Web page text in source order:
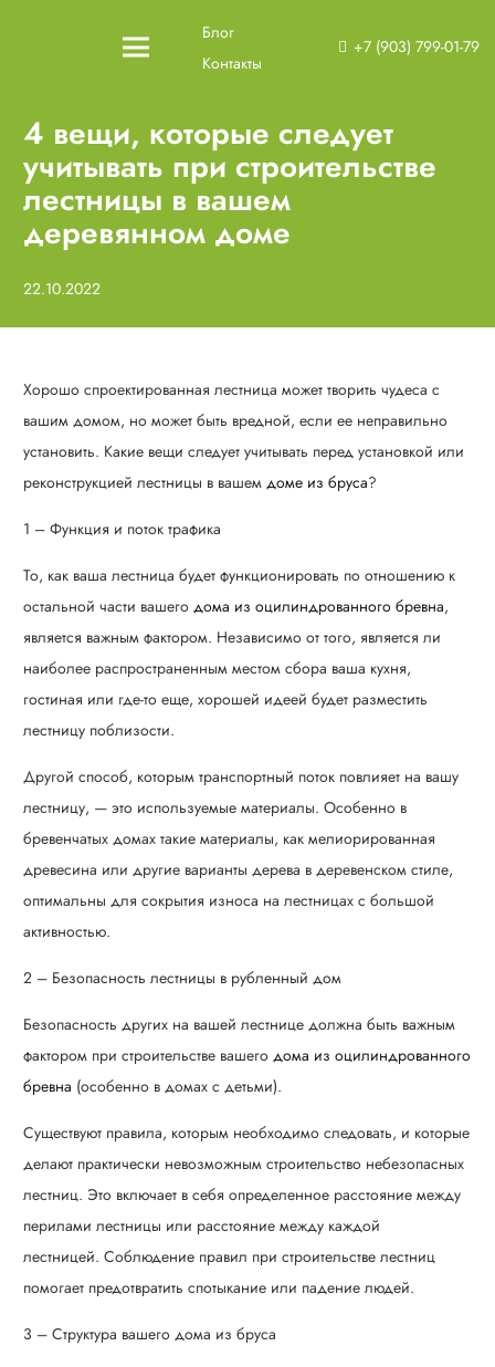
Блог
Контакты
+7 (903) 799-01-79
4 вещи, которые следует
учитывать при строительстве
лестницы в вашем
деревянном доме
22.10.2022
Хорошо спроектированная лестница может творить чудеса с
вашим домом, но может быть вредной, если ее неправильно
установить. Какие вещи следует учитывать перед установкой или
реконструкцией лестницы в вашем доме из бруса?
1 – Функция и поток трафика
То, как ваша лестница будет функционировать по отношению к
остальной части вашего дома из оцилиндрованного бревна,
является важным фактором. Независимо от того, является ли
наиболее распространенным местом сбора ваша кухня,
гостиная или где-то еще, хорошей идеей будет разместить
лестницу поблизости.
Другой способ, которым транспортный поток повлияет на вашу
лестницу, — это используемые материалы. Особенно в
бревенчатых домах такие материалы, как мелиорированная
древесина или другие варианты дерева в деревенском стиле,
оптимальны для сокрытия износа на лестницах с большой
активностью.
2 – Безопасность лестницы в рубленный дом
Безопасность других на вашей лестнице должна быть важным
фактором при строительстве вашего дома из оцилиндрованного
бревна (особенно в домах с детьми).
Существуют правила, которым необходимо следовать, и которые
делают практически невозможным строительство небезопасных
лестниц. Это включает в себя определенное расстояние между
перилами лестницы или расстояние между каждой
лестницей. Соблюдение правил при строительстве лестниц
помогает предотвратить спотыкание или падение людей.
3 – Структура вашего дома из бруса